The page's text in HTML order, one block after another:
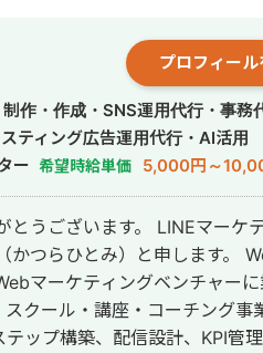
が複数あり。 ・StockSun営
ンの広告運用を担当。 ・ベ
携わり、Web広告運用、LP制
ーン先にて自社サ
アクセス数を約7倍(3,000→約
ージェント おすすめ」で10位
商談獲得10〜15件達成。 →企
あり ・営業代行 ・SaaS ・広
プロフィール
作・作成・SNS運用代行・事務
ティング広告運用代行・AI活用
ー 希望時給単価 5,000円～
とうございます。 LINEマーケ
とみ）と申します。 Webマーケテ
マーケティングベンチャーに
クール・講座・コーチング事
ップ構築、配信設計、KPI管